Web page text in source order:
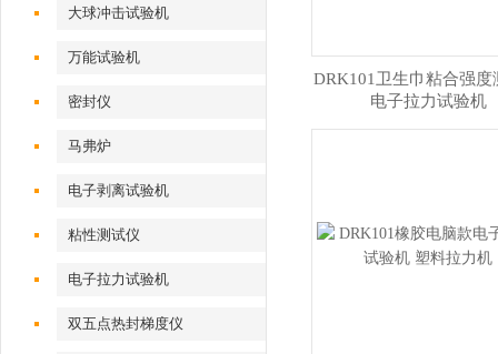
大球冲击试验机
万能试验机
密封仪
马弗炉
电子剥离试验机
粘性测试仪
电子拉力试验机
双五点热封梯度仪
DRK101卫生巾粘合强度
电子拉力试验机